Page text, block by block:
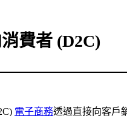
費者 (D2C)
電子商務透過直接向客戶